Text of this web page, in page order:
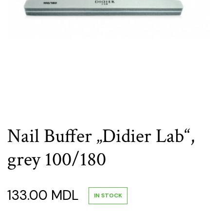
Nail Buffer „Didier Lab“,
grey 100/180
133.00 MDL IN STOCK